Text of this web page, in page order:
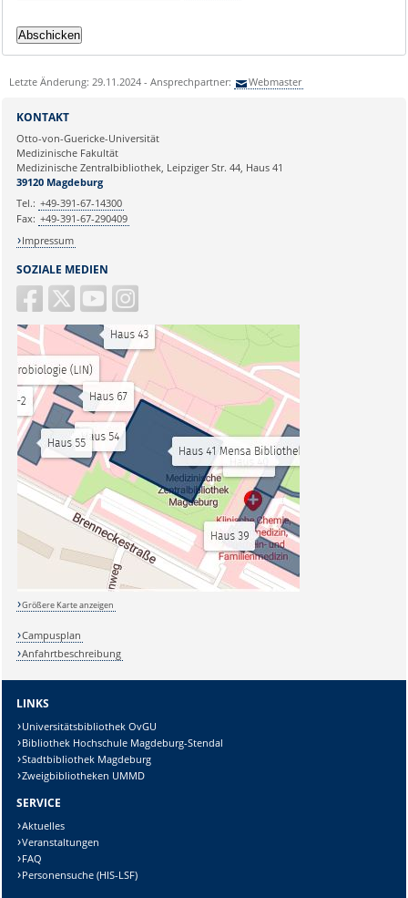
Letzte Änderung: 29.11.2024 - Ansprechpartner: Webmaster
SOZIALE MEDIEN
KONTAKT
Otto-von-Guericke-Universität
Medizinische Fakultät
Medizinische Zentralbibliothek, Leipziger Str. 44, Haus 41
39120 Magdeburg
Tel.: +49-391-67-14300
Fax: +49-391-67-290409
Impressum
Größere Karte anzeigen
Campusplan
Anfahrtbeschreibung
LINKS
Universitätsbibliothek OvGU
Bibliothek Hochschule Magdeburg-Stendal
Stadtbibliothek Magdeburg
Zweigbibliotheken UMMD
SERVICE
Aktuelles
Veranstaltungen
FAQ
Personensuche (HIS-LSF)